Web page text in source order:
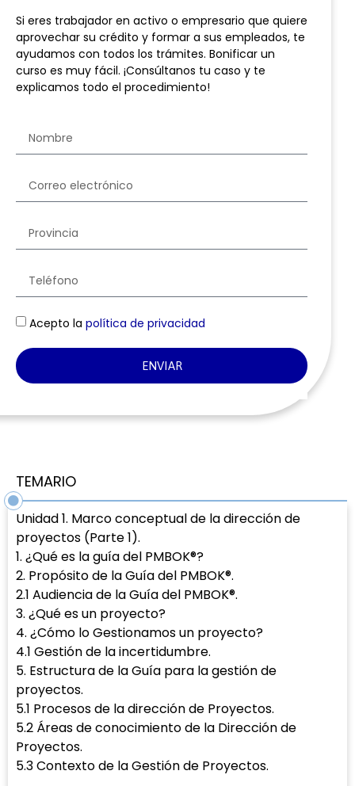
Si eres trabajador en activo o empresario que quiere
aprovechar su crédito y formar a sus empleados, te
ayudamos con todos los trámites. Bonificar un
curso es muy fácil. ¡Consúltanos tu caso y te
explicamos todo el procedimiento!
Acepto la política de privacidad
ENVIAR
TEMARIO
Unidad 1. Marco conceptual de la dirección de
proyectos (Parte 1).
1. ¿Qué es la guía del PMBOK®?
2. Propósito de la Guía del PMBOK®.
2.1 Audiencia de la Guía del PMBOK®.
3. ¿Qué es un proyecto?
4. ¿Cómo lo Gestionamos un proyecto?
4.1 Gestión de la incertidumbre.
5. Estructura de la Guía para la gestión de
proyectos.
5.1 Procesos de la dirección de Proyectos.
5.2 Áreas de conocimiento de la Dirección de
Proyectos.
5.3 Contexto de la Gestión de Proyectos.